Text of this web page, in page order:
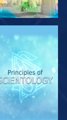
СМОТРЕТЬ
ПЕРЕДАЧИ